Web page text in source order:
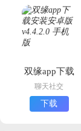
双缘app下载
安装安卓版
聊天社交
下载